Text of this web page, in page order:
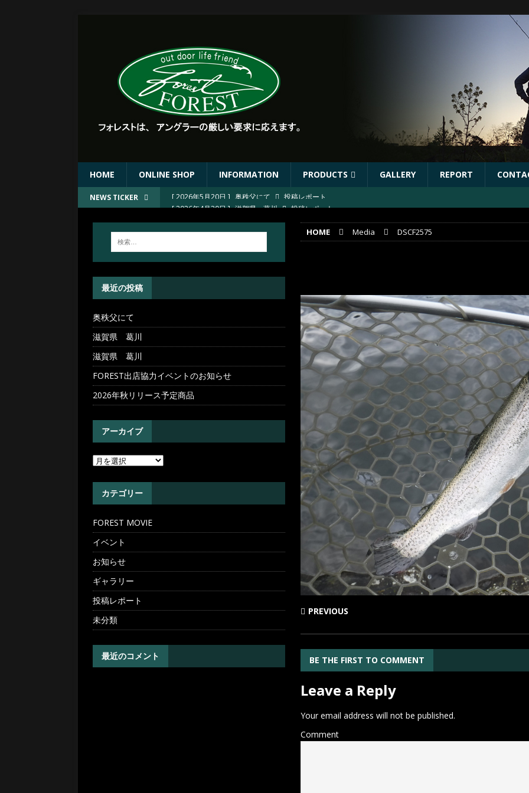
HOME ONLINE SHOP INFORMATION PRODUCTS GALLERY REPORT
NEWS TICKER [ 2026年4月30日 ] 滋賀県 葛川
投稿レポート
FOREST出店協力イベントのお知らせ
イベント
[ 2026年5月20日 ] 奥秩父にて 投稿レポート
HOME Media DSCF2575
PREVIOUS
BE THE FIRST TO COMMENT
Leave a Reply
Your email address will not be published.
Comment
最近の投稿
奥秩父にて
滋賀県 葛川
滋賀県 葛川
FOREST出店協力イベントのお知らせ
2026年秋リリース予定商品
アーカイブ
カテゴリー
FOREST MOVIE
イベント
お知らせ
ギャラリー
投稿レポート
未分類
最近のコメント